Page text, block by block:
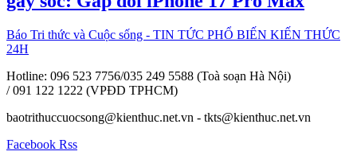
Báo Tri thức và Cuộc sống - TIN TỨC PHỔ BIẾN KIẾN THỨC
24H
Hotline: 096 523 7756/035 249 5588 (Toà soạn Hà Nội)
/ 091 122 1222 (VPĐD TPHCM)
baotrithuccuocsong@kienthuc.net.vn - tkts@kienthuc.net.vn
Facebook Rss